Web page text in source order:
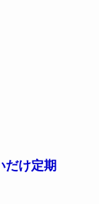
だけ定期